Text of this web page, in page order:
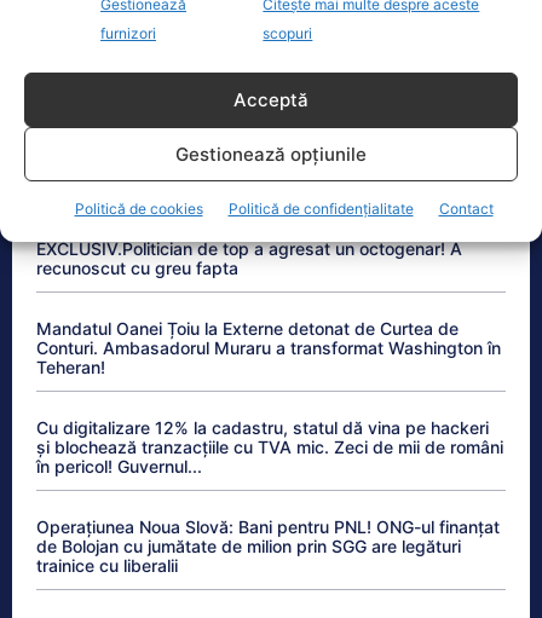
Gestionează
furnizori
Citește mai multe despre aceste
scopuri
Acceptă
Gestionează opțiunile
Politică de cookies Politică de confidențialitate Contact
Ultimele știri
Anchetele Lumea Politică
EXCLUSIV.Politician de top a agresat un octogenar! A
recunoscut cu greu fapta
Mandatul Oanei Țoiu la Externe detonat de Curtea de
Conturi. Ambasadorul Muraru a transformat Washington în
Teheran!
Cu digitalizare 12% la cadastru, statul dă vina pe hackeri
și blochează tranzacțiile cu TVA mic. Zeci de mii de români
în pericol! Guvernul...
Operațiunea Noua Slovă: Bani pentru PNL! ONG-ul finanțat
de Bolojan cu jumătate de milion prin SGG are legături
trainice cu liberalii